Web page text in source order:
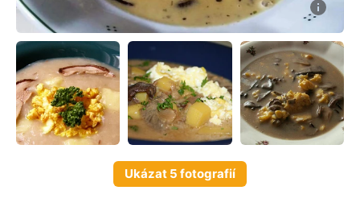
Ukázat 5 fotografií